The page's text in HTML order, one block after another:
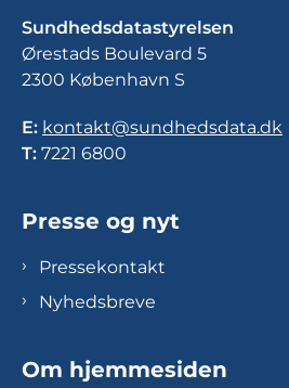
Sundhedsdatastyrelsen
Ørestads Boulevard 5
2300 København S
E: kontakt@sundhedsdata.dk
T: 7221 6800
Presse og nyt
Pressekontakt
Nyhedsbreve
Om hjemmesiden